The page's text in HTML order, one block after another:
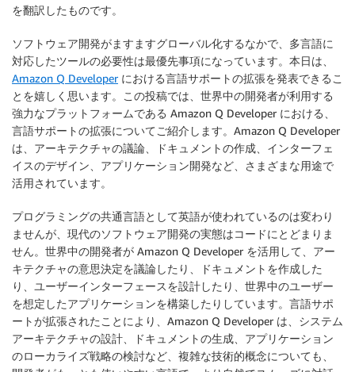
を翻訳したものです。
ソフトウェア開発がますますグローバル化するなかで、多言語に
対応したツールの必要性は最優先事項になっています。本日は、
Amazon Q Developerにおける言語サポートの拡張を発表できるこ
とを嬉しく思います。この投稿では、世界中の開発者が利用する
強力なプラットフォームである Amazon Q Developer における、
言語サポートの拡張についてご紹介します。Amazon Q Developer
は、アーキテクチャの議論、ドキュメントの作成、インターフェ
イスのデザイン、アプリケーション開発など、さまざまな用途で
活用されています。
プログラミングの共通言語として英語が使われているのは変わり
ませんが、現代のソフトウェア開発の実態はコードにとどまりま
せん。世界中の開発者が Amazon Q Developer を活用して、アー
キテクチャの意思決定を議論したり、ドキュメントを作成した
り、ユーザーインターフェースを設計したり、世界中のユーザー
を想定したアプリケーションを構築したりしています。言語サポ
ートが拡張されたことにより、Amazon Q Developer は、システム
アーキテクチャの設計、ドキュメントの生成、アプリケーション
のローカライズ戦略の検討など、複雑な技術的概念についても、